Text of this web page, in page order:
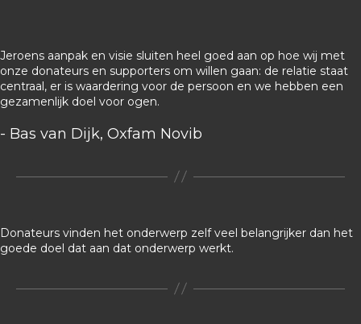
Jeroens aanpak en visie sluiten heel goed aan op hoe wij met
onze donateurs en supporters om willen gaan: de relatie staat
centraal, er is waardering voor de persoon en we hebben een
gezamenlijk doel voor ogen.
- Bas van Dijk, Oxfam Novib
Donateurs vinden het onderwerp zelf veel belangrijker dan het
goede doel dat aan dat onderwerp werkt.